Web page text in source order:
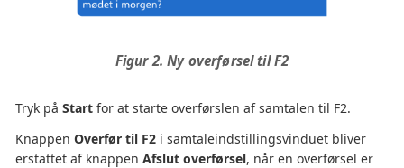
Figur 2. Ny overførsel til F2
Tryk på Start for at starte overførslen af samtalen til F2.
Knappen Overfør til F2 i samtaleindstillingsvinduet bliver
erstattet af knappen Afslut overførsel, når en overførsel er